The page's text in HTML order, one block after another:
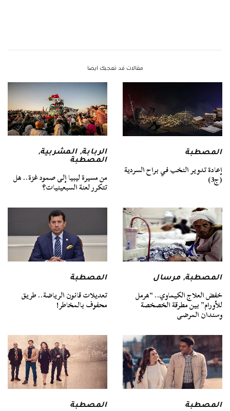
مقالات قد تعجبك ايضا
المصطبة
إعادة تدوير النخب في براح السردية
(ج3)
الربابة,المشربية,
المصطبة
من مسيرة ليبيا إلى صمود غزة.. هل
تتكرر لعنة السبعينيات؟
المصطبة,مرسال
خفض العلاج الكيماوي.. “هرمل
للأورام” بين مطرقة الخصخصة
وسندان المرضى
المصطبة
تعديلات قانون الرياضة.. طريق
محفوف بالمخاطر!
المصطبة المصطبة